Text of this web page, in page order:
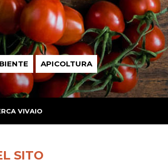
APICOLTURA
VIVAIO
SITO